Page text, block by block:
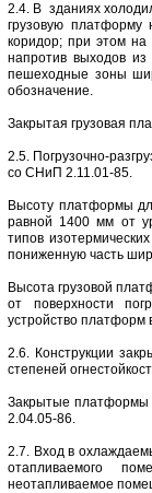
2.4. В зданиях
грузовую платформу
коридор; при этом на
напротив выходов
пешеходные зоны
обозначение.
Закрытая грузовая
2.5. Погрузочно-
со СНиП 2.11.01-85.
Высоту платформы
равной 1400 мм от
типов
пониженную часть
Высота грузовой
от поверхности
устройство платформ
2.6. Конструкции
степеней
Закрытые платформы
2.04.05-86.
2.7. Вход в
отапливаемого
неотапливаемое